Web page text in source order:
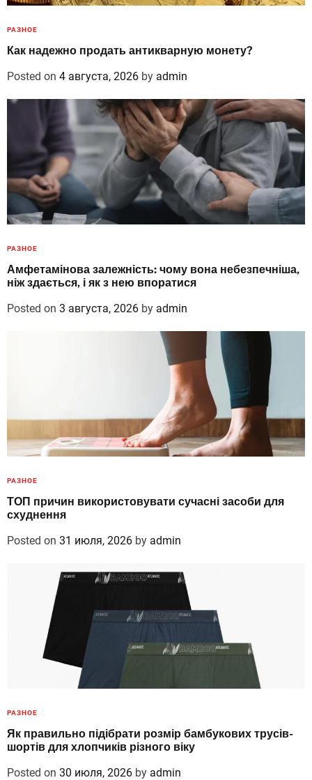
РАЗНОЕ
Как надежно продать антикварную монету?
Posted on 4 августа, 2026 by admin
РАЗНОЕ
Амфетамінова залежність: чому вона небезпечніша,
ніж здається, і як з нею впоратися
Posted on 3 августа, 2026 by admin
РАЗНОЕ
ТОП причин використовувати сучасні засоби для
схуднення
Posted on 31 июля, 2026 by admin
РАЗНОЕ
Як правильно підібрати розмір бамбукових трусів-
шортів для хлопчиків різного віку
Posted on 30 июля, 2026 by admin